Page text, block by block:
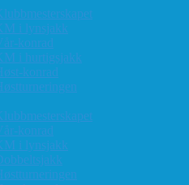
i lynsjakk
konrad
i hurtigsjakk
konrad
konrad
i lynsjakk